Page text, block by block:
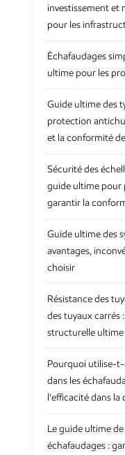
investissement et
pour les
Échafaudages
ultime pour les
Guide ultime des
protection
et la conformité
Sécurité des
guide ultime pour
garantir la
Guide ultime des
avantages,
choisir
Résistance des
des tuyaux carrés
structurelle ultime
Pourquoi utilise-
dans les
l'efficacité dans
Le guide ultime
échafaudages :